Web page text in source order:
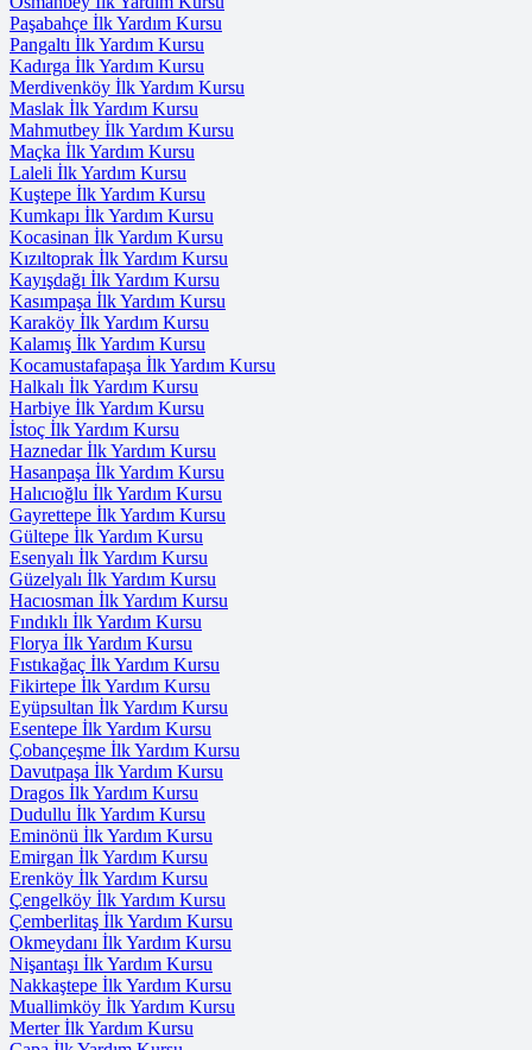
Paşabahçe İlk Yardım Kursu
Pangaltı İlk Yardım Kursu
Kadırga İlk Yardım Kursu
Merdivenköy İlk Yardım Kursu
Maslak İlk Yardım Kursu
Mahmutbey İlk Yardım Kursu
Maçka İlk Yardım Kursu
Laleli İlk Yardım Kursu
Kuştepe İlk Yardım Kursu
Kumkapı İlk Yardım Kursu
Kocasinan İlk Yardım Kursu
Kızıltoprak İlk Yardım Kursu
Kayışdağı İlk Yardım Kursu
Kasımpaşa İlk Yardım Kursu
Karaköy İlk Yardım Kursu
Kalamış İlk Yardım Kursu
Kocamustafapaşa İlk Yardım Kursu
Halkalı İlk Yardım Kursu
Harbiye İlk Yardım Kursu
İstoç İlk Yardım Kursu
Haznedar İlk Yardım Kursu
Hasanpaşa İlk Yardım Kursu
Halıcıoğlu İlk Yardım Kursu
Gayrettepe İlk Yardım Kursu
Gültepe İlk Yardım Kursu
Esenyalı İlk Yardım Kursu
Güzelyalı İlk Yardım Kursu
Hacıosman İlk Yardım Kursu
Fındıklı İlk Yardım Kursu
Florya İlk Yardım Kursu
Fıstıkağaç İlk Yardım Kursu
Fikirtepe İlk Yardım Kursu
Eyüpsultan İlk Yardım Kursu
Esentepe İlk Yardım Kursu
Çobançeşme İlk Yardım Kursu
Davutpaşa İlk Yardım Kursu
Dragos İlk Yardım Kursu
Dudullu İlk Yardım Kursu
Eminönü İlk Yardım Kursu
Emirgan İlk Yardım Kursu
Erenköy İlk Yardım Kursu
Çengelköy İlk Yardım Kursu
Çemberlitaş İlk Yardım Kursu
Okmeydanı İlk Yardım Kursu
Nişantaşı İlk Yardım Kursu
Nakkaştepe İlk Yardım Kursu
Muallimköy İlk Yardım Kursu
Merter İlk Yardım Kursu